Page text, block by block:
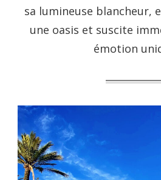
sa lumineuse blancheur,
une oasis et suscite
émotion